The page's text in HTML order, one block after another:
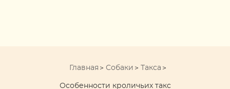
Главная Собаки Такса
Особенности кроличьих такс